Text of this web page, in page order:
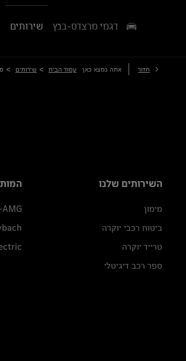
דגמי מרצדס-בנץ שירותים
חזור אתה נמצא כאן עמוד הבית > שירותים >
השירותים שלנו
מימון
ביטוח רכבי יוקרה
טרייד יוקרה
ספר רכב דיגיטלי